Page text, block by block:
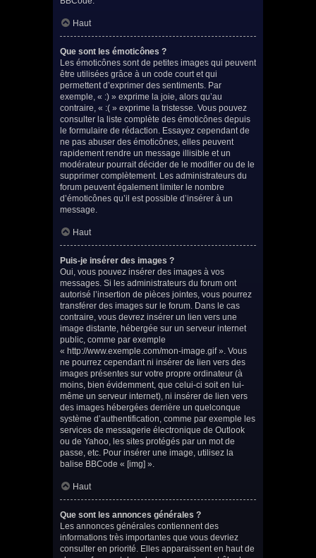
Haut
Que sont les émoticônes ?
Les émoticônes sont de petites images qui peuvent
être utilisées grâce à un code court et qui
permettent d’exprimer des sentiments. Par
exemple, « :) » exprime la joie, alors qu’au
contraire, « :( » exprime la tristesse. Vous pouvez
consulter la liste complète des émoticônes depuis
le formulaire de rédaction. Essayez cependant de
ne pas abuser des émoticônes, elles peuvent
rapidement rendre un message illisible et un
modérateur pourrait décider de le modifier ou de le
supprimer complètement. Les administrateurs du
forum peuvent également limiter le nombre
d’émoticônes qu’il est possible d’insérer à un
message.
Haut
Puis-je insérer des images ?
Oui, vous pouvez insérer des images à vos
messages. Si les administrateurs du forum ont
autorisé l’insertion de pièces jointes, vous pourrez
transférer des images sur le forum. Dans le cas
contraire, vous devrez insérer un lien vers une
image distante, hébergée sur un serveur internet
public, comme par exemple
« http://www.exemple.com/mon-image.gif ». Vous
ne pourrez cependant ni insérer de lien vers des
images présentes sur votre propre ordinateur (à
moins, bien évidemment, que celui-ci soit en lui-
même un serveur internet), ni insérer de lien vers
des images hébergées derrière un quelconque
système d’authentification, comme par exemple les
services de messagerie électronique de Outlook
ou de Yahoo, les sites protégés par un mot de
passe, etc. Pour insérer une image, utilisez la
balise BBCode « [img] ».
Haut
Que sont les annonces générales ?
Les annonces générales contiennent des
informations très importantes que vous devriez
consulter en priorité. Elles apparaissent en haut de